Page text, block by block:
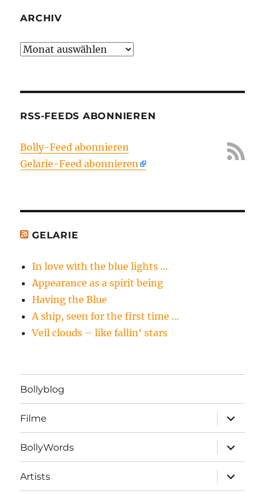
ARCHIV
Archiv
RSS-FEEDS ABONNIEREN
Bolly-Feed abonnieren
Gelarie-Feed abonnieren
GELARIE
In love with the blue lights …
Appearance as a spirit being
Having the Blue
A ship, seen for the first time …
Veil clouds – like fallin‘ stars
Bollyblog
Filme
öffnen
BollyWords
öffnen
Artists
öffnen